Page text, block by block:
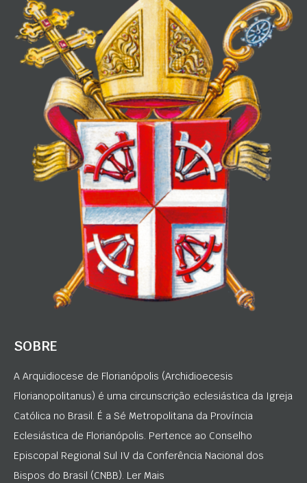
SOBRE
A Arquidiocese de Florianópolis (Archidioecesis
Florianopolitanus) é uma circunscrição eclesiástica da Igreja
Católica no Brasil. É a Sé Metropolitana da Província
Eclesiástica de Florianópolis. Pertence ao Conselho
Episcopal Regional Sul IV da Conferência Nacional dos
Bispos do Brasil (CNBB). Ler Mais